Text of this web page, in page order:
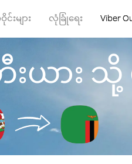
းများ လုံခြုံရေး Viber
းယား သို့